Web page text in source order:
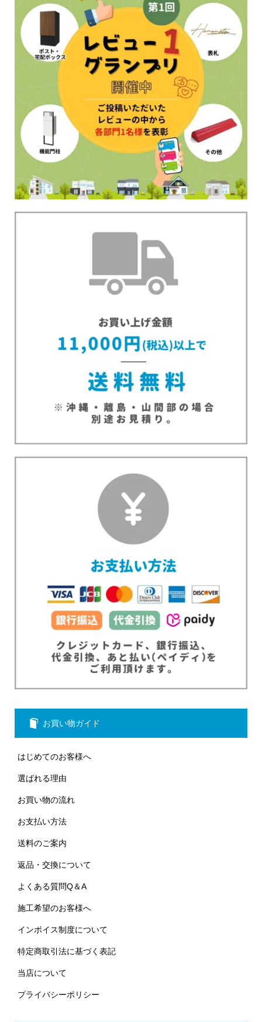
お買い物ガイド
はじめてのお客様へ
選ばれる理由
お買い物の流れ
お支払い方法
送料のご案内
返品・交換について
よくある質問Q＆A
施工希望のお客様へ
インボイス制度について
特定商取引法に基づく表記
当店について
プライバシーポリシー